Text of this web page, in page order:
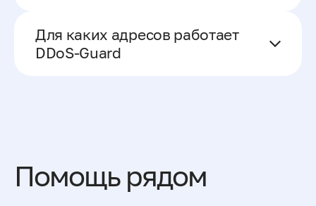
Для каких адресов работает
DDoS-Guard
Помощь рядом